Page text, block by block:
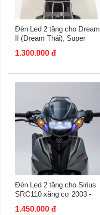
Đèn Led 2 tầng cho Dream
II (Dream Thái), Super
1.300.000 đ
Đèn Led 2 tầng cho Sirius
SRC110 xăng cơ 2003 -
1.450.000 đ